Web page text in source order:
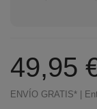
49,95
ENVÍO GRATIS* |